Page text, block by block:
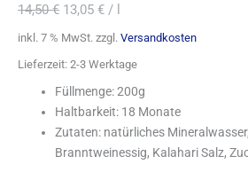
14,50€ 13,05 € /
inkl. 7 % MwSt. zzgl. Versandkosten
Lieferzeit: 2-3 Werktage
Füllmenge: 200g
Haltbarkeit: 18 Monate
Zutaten: natürliches Mineralwasser,
Branntweinessig, Kalahari Salz,